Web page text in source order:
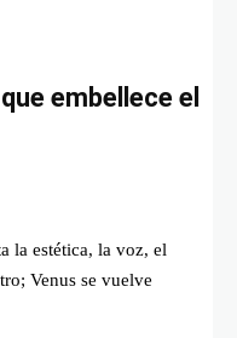
embellece el
la estética, la voz, el
Venus se vuelve